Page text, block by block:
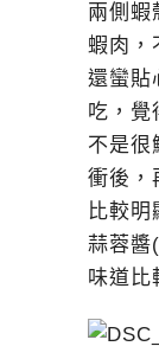
兩側蝦
蝦肉，
還蠻貼
吃，覺
不是很
衝後，
比較明
蒜蓉醬
味道比